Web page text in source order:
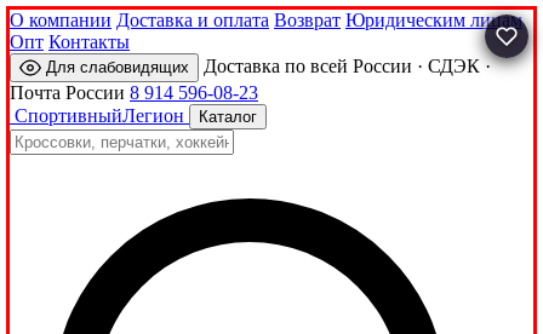
О компании Доставка и оплата Возврат Юридическим лицам
Опт Контакты
Для слабовидящих
Доставка по всей России · СДЭК ·
Почта России 8 914 596-08-23
СпортивныйЛегион Каталог